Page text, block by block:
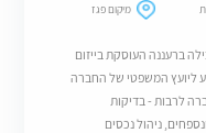
מיקום פגז
ברעננה העוסקת בייזום
ליועץ המשפטי של החברה
לרבות - בדיקות
ניהול נכסים